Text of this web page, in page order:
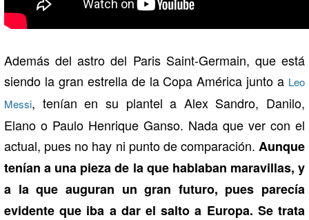
Además del astro del Paris Saint-Germain, que está
siendo la gran estrella de la Copa América junto a Leo
Messi, tenían en su plantel a Alex Sandro, Danilo,
Elano o Paulo Henrique Ganso. Nada que ver con el
actual, pues no hay ni punto de comparación. Aunque
tenían a una pieza de la que hablaban maravillas, y
a la que auguran un gran futuro, pues parecía
evidente que iba a dar el salto a Europa. Se trata